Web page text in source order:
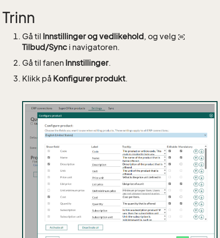
Trinn
Gå til Innstillinger og vedlikehold, og velg
Tilbud/Sync i navigatoren.
Gå til fanen Innstillinger.
Klikk på Konfigurer produkt.